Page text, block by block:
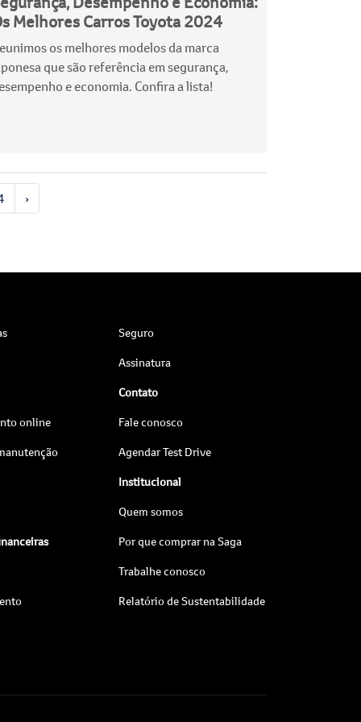
Melhores Carros Toyota 2024
os melhores modelos da marca
que são referência em segurança,
e economia. Confira a lista!
›
online
Seguro
Assinatura
Contato
Fale conosco
Agendar Test Drive
Institucional
Quem somos
Por que comprar na Saga
Trabalhe conosco
Relatório de Sustentabilidade